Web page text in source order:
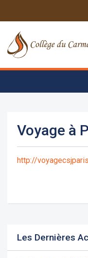
Voyage à
http://
Les Dernières